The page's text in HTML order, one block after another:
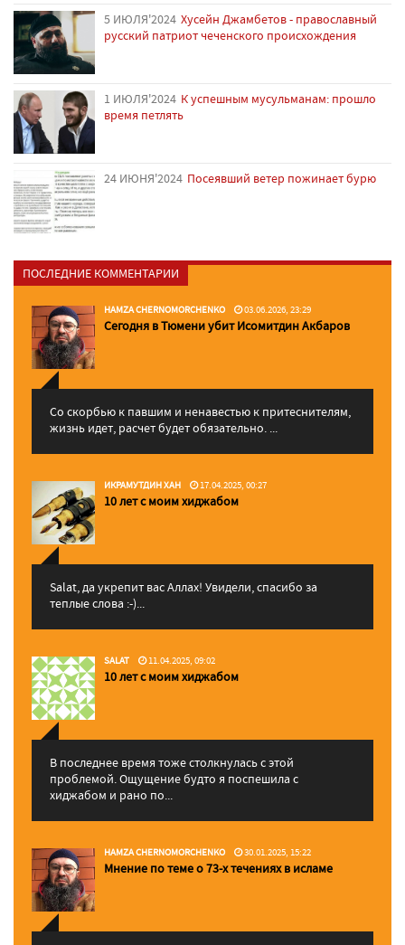
5 ИЮЛЯ'2024 Хусейн Джамбетов - православный
русский патриот чеченского происхождения
1 ИЮЛЯ'2024 К успешным мусульманам: прошло
время петлять
24 ИЮНЯ'2024 Посеявший ветер пожинает бурю
ПОСЛЕДНИЕ КОММЕНТАРИИ
HAMZA CHERNOMORCHENKO 03.06.2026, 23:29
Сегодня в Тюмени убит Исомитдин Акбаров
Со скорбью к павшим и ненавестью к притеснителям,
жизнь идет, расчет будет обязательно. ...
ИКРАМУТДИН ХАН 17.04.2025, 00:27
10 лет с моим хиджабом
Salat, да укрепит вас Аллаx! Увидели, спасибо за
теплые слова :-)...
SALAT 11.04.2025, 09:02
10 лет с моим хиджабом
В последнее время тоже столкнулась с этой
проблемой. Ощущение будто я поспешила с
хиджабом и рано по...
HAMZA CHERNOMORCHENKO 30.01.2025, 15:22
Мнение по теме о 73-х течениях в исламе